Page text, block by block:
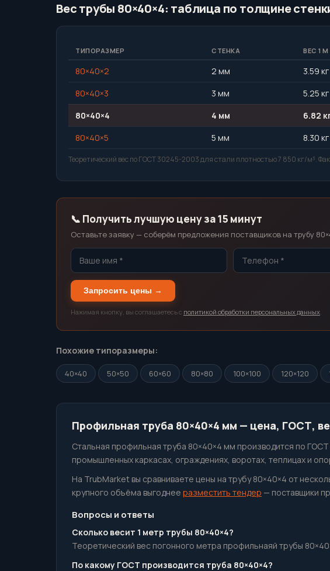
Вес трубы 80×40×4: таблица по толщине
ТИПОРАЗМЕР СТЕНКА ВЕС 1 М
80×40×2 2 мм 3.59 кг
80×40×3
3 мм 5.25 кг
80×40×4
4 мм 6.82
80×40×5
5 мм 8.30 кг
Теоретический вес по ГОСТ 30245-2003 для стали плотностью 7 850 кг/м³.
📞 Получить лучшую цену за 15 минут
Оставьте заявку — соберём предложения поставщиков на трубу
Запросить цены →
Нажимая кнопку, вы соглашаетесь с политикой обработки персональных данных.
Похожие типоразмеры:
40×40 50×50 60×60 80×80 100×100 120×120
Профильная труба 80×40×4 мм — цена, ГОСТ,
Стальная профильная труба 80×40×4 мм производится по
промышленных каркасах, ограждениях, воротах, теплицах и
На TrubMarket вы сравниваете цены на трубу 80×40×4 от
крупного объёма выгоднее разместить тендер — поставщики
Вопросы и ответы
Сколько весит 1 метр трубы 80×40×4?
Теоретический вес погонного метра профильнаяй трубы
По какому ГОСТ производится труба 80×40×4?